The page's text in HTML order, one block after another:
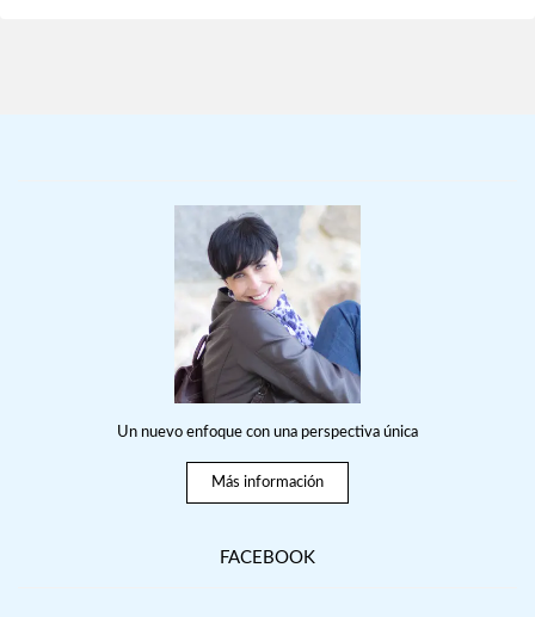
Un nuevo enfoque con una perspectiva única
Más información
FACEBOOK